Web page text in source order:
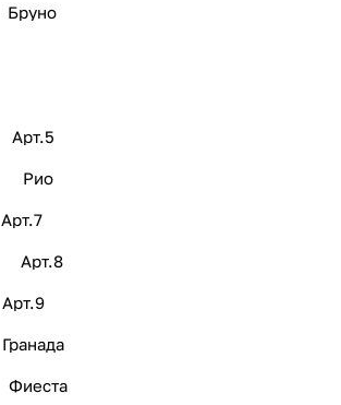
Бруно
Арт.5
Рио
Арт.7
Арт.8
Арт.9
Гранада
Фиеста